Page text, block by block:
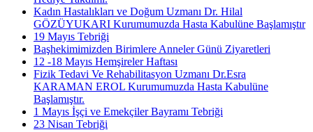
Kadın Hastalıkları ve Doğum Uzmanı Dr. Hilal
GÖZÜYUKARI Kurumumuzda Hasta Kabulüne Başlamıştır
19 Mayıs Tebriği
Başhekimimizden Birimlere Anneler Günü Ziyaretleri
12 -18 Mayıs Hemşireler Haftası
Fizik Tedavi Ve Rehabilitasyon Uzmanı Dr.Esra
KARAMAN EROL Kurumumuzda Hasta Kabulüne
Başlamıştır.
1 Mayıs İşçi ve Emekçiler Bayramı Tebriği
23 Nisan Tebriği